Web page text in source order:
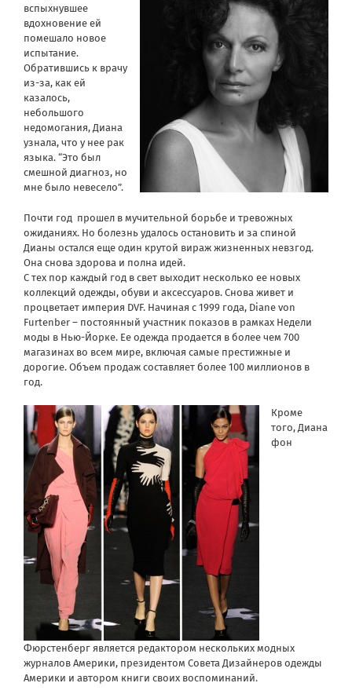
вспыхнувшее
вдохновение ей
помешало новое
испытание.
Обратившись к врачу
из-за, как ей
казалось,
небольшого
недомогания, Диана
узнала, что у нее рак
языка. “Это был
смешной диагноз, но
мне было невесело”.
Почти год прошел в мучительной борьбе и тревожных
ожиданиях. Но болезнь удалось остановить и за спиной
Дианы остался еще один крутой вираж жизненных невзгод.
Она снова здорова и полна идей.
С тех пор каждый год в свет выходит несколько ее новых
коллекций одежды, обуви и аксессуаров. Снова живет и
процветает империя DVF. Начиная с 1999 года, Diane von
Furtenber – постоянный участник показов в рамках Недели
моды в Нью-Йорке. Ее одежда продается в более чем 700
магазинах во всем мире, включая самые престижные и
дорогие. Объем продаж составляет более 100 миллионов в
год.
Кроме
того, Диана
фон
Фюрстенберг является редактором нескольких модных
журналов Америки, президентом Совета Дизайнеров одежды
Америки и автором книги своих воспоминаний.